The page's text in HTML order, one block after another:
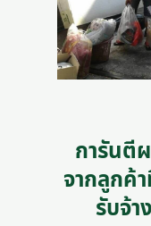
การันตี
จากลูกค้
รับจ้า